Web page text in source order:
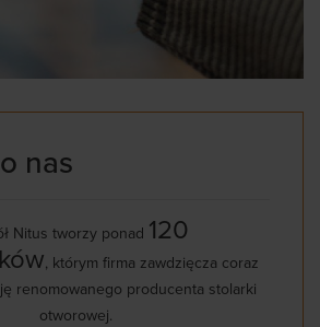
nas
Nitus tworzy ponad 120
, którym firma zawdzięcza coraz
renomowanego producenta stolarki
otworowej.